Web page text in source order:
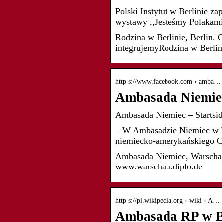
Polski Instytut w Berlinie
wystawy ,,Jesteśmy
Rodzina w Berlinie, Berlin.
integrujemyRodzina w
http s://www.facebook.com › amba…
Ambasada
Ambasada Niemiec –
– W Ambasadzie Niemiec w
niemiecko-amerykańskiego
Ambasada Niemiec,
www.warschau.diplo.de
http s://pl.wikipedia.org › wiki › A…
Ambasada RP w